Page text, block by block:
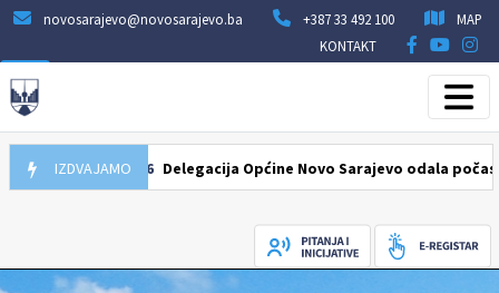
novosarajevo@novosarajevo.ba +387 33 492 100
MAP
KONTAKT
IZDVAJAMO
07.08.2026 Delegacija Općine Novo Sarajevo odala počast